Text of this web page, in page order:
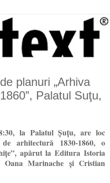
planuri „Arhiva
Palatul Suţu,
la Palatul Şuţu, are loc
arhitectură 1830-1860, o
ţe”, apărut la Editura Istoria
Marinache şi Cristian